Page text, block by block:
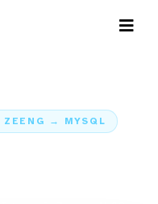
ZEENG → MYSQL